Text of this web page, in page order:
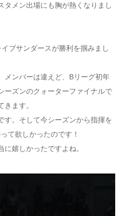
タメン出場にも胸が熱くなりまし
ブサンダースが勝利を掴みまし
メンバーは違えど、Bリーグ初年
ーズンのクォーターファイナルで
ます。
す。そして今シーズンから指揮を
て欲しかったのです！
嬉しかったですよね。